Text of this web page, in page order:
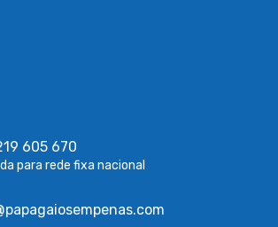
605 670
para rede fixa nacional